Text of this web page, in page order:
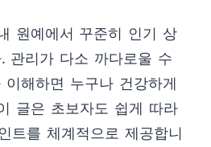
원예에서 꾸준히 인기 상
관리가 다소 까다로울 수
해하면 누구나 건강하게
글은 초보자도 쉽게 따라
트를 체계적으로 제공합니